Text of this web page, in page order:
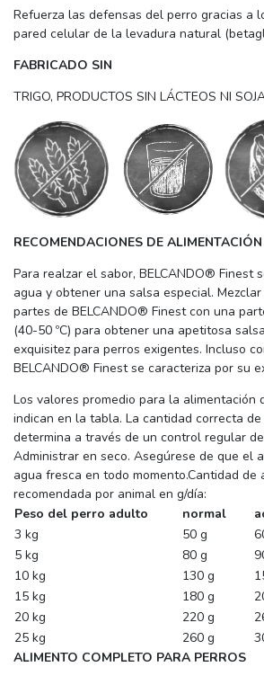
Refuerza las defensas del perro gracias a
pared celular de la levadura natural
FABRICADO SIN
TRIGO, PRODUCTOS SIN LÁCTEOS NI
RECOMENDACIONES DE ALIMENTACIÓN
Para realzar el sabor, BELCANDO® Finest
agua y obtener una salsa especial.
partes de BELCANDO® Finest con una
(40-50 ºC) para obtener una apetitosa
exquisitez para perros exigentes. Incluso
BELCANDO® Finest se caracteriza por su
Los valores promedio para la alimentación
indican en la tabla. La cantidad correcta
determina a través de un control regular
Administrar en seco. Asegúrese de que el
agua fresca en todo momento.Cantidad de
recomendada por animal en g/día:
Peso del perro adulto
normal
3 kg
50 g
5 kg
80 g
10 kg
130 g
15 kg
180 g
20 kg
220 g
25 kg
260 g
ALIMENTO COMPLETO PARA PERROS